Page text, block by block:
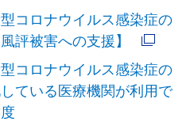
コロナウイルス感染症の
評被害への支援】
コロナウイルス感染症の
ている医療機関が利用で